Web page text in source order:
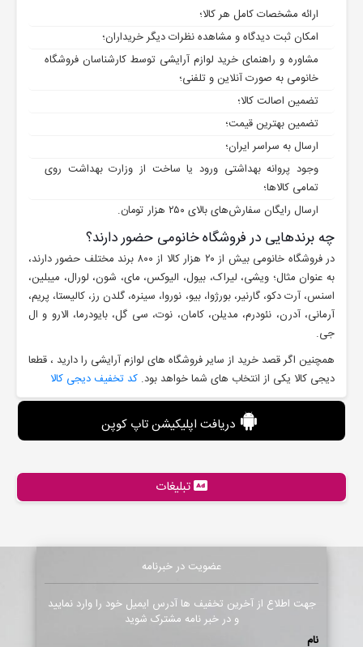
ارائه مشخصات کامل هر کالا؛
امکان ثبت دیدگاه و مشاهده نظرات دیگر خریداران؛
مشاوره و راهنمای خرید لوازم آرایشی توسط کارشناسان فروشگاه
خانومی به صورت آنلاین و تلفنی؛
تضمین اصالت کالا؛
تضمین بهترین قیمت؛
ارسال به سراسر ایران؛
وجود پروانه بهداشتی ورود یا ساخت از وزارت بهداشت روی
تمامی کالاها؛
ارسال رایگان سفارش‌های بالای ۲۵۰ هزار تومان.
چه برندهایی در فروشگاه خانومی حضور دارند؟
در فروشگاه خانومی بیش از ۲۰ هزار کالا از ۸۰۰ برند مختلف حضور دارند،
به عنوان مثال؛ ویشی، لیراک، بیول، الیوکس، مای، شون، لورال، میبلین،
اسنس، آرت دکو، گارنیر، بورژوا، بیو، نوروا، سینره، گلدن رز، کالیستا، پریم،
آرمانی، آدرن، نئودرم، مدیلن، کامان، نوت، سی گل، بایودرما، الارو و ال
جی.
همچنین اگر قصد خرید از سایر فروشگاه های لوازم آرایشی را دارید ، قطعا
دیجی کالا یکی از انتخاب های شما خواهد بود. کد تخفیف دیجی کالا
دریافت اپلیکیشن تاپ کوپن
تبلیغات
عضویت در خبرنامه
جهت اطلاع از آخرین تخفیف ها آدرس ایمیل خود را وارد نمایید
و در خبر نامه مشترک شوید
نام